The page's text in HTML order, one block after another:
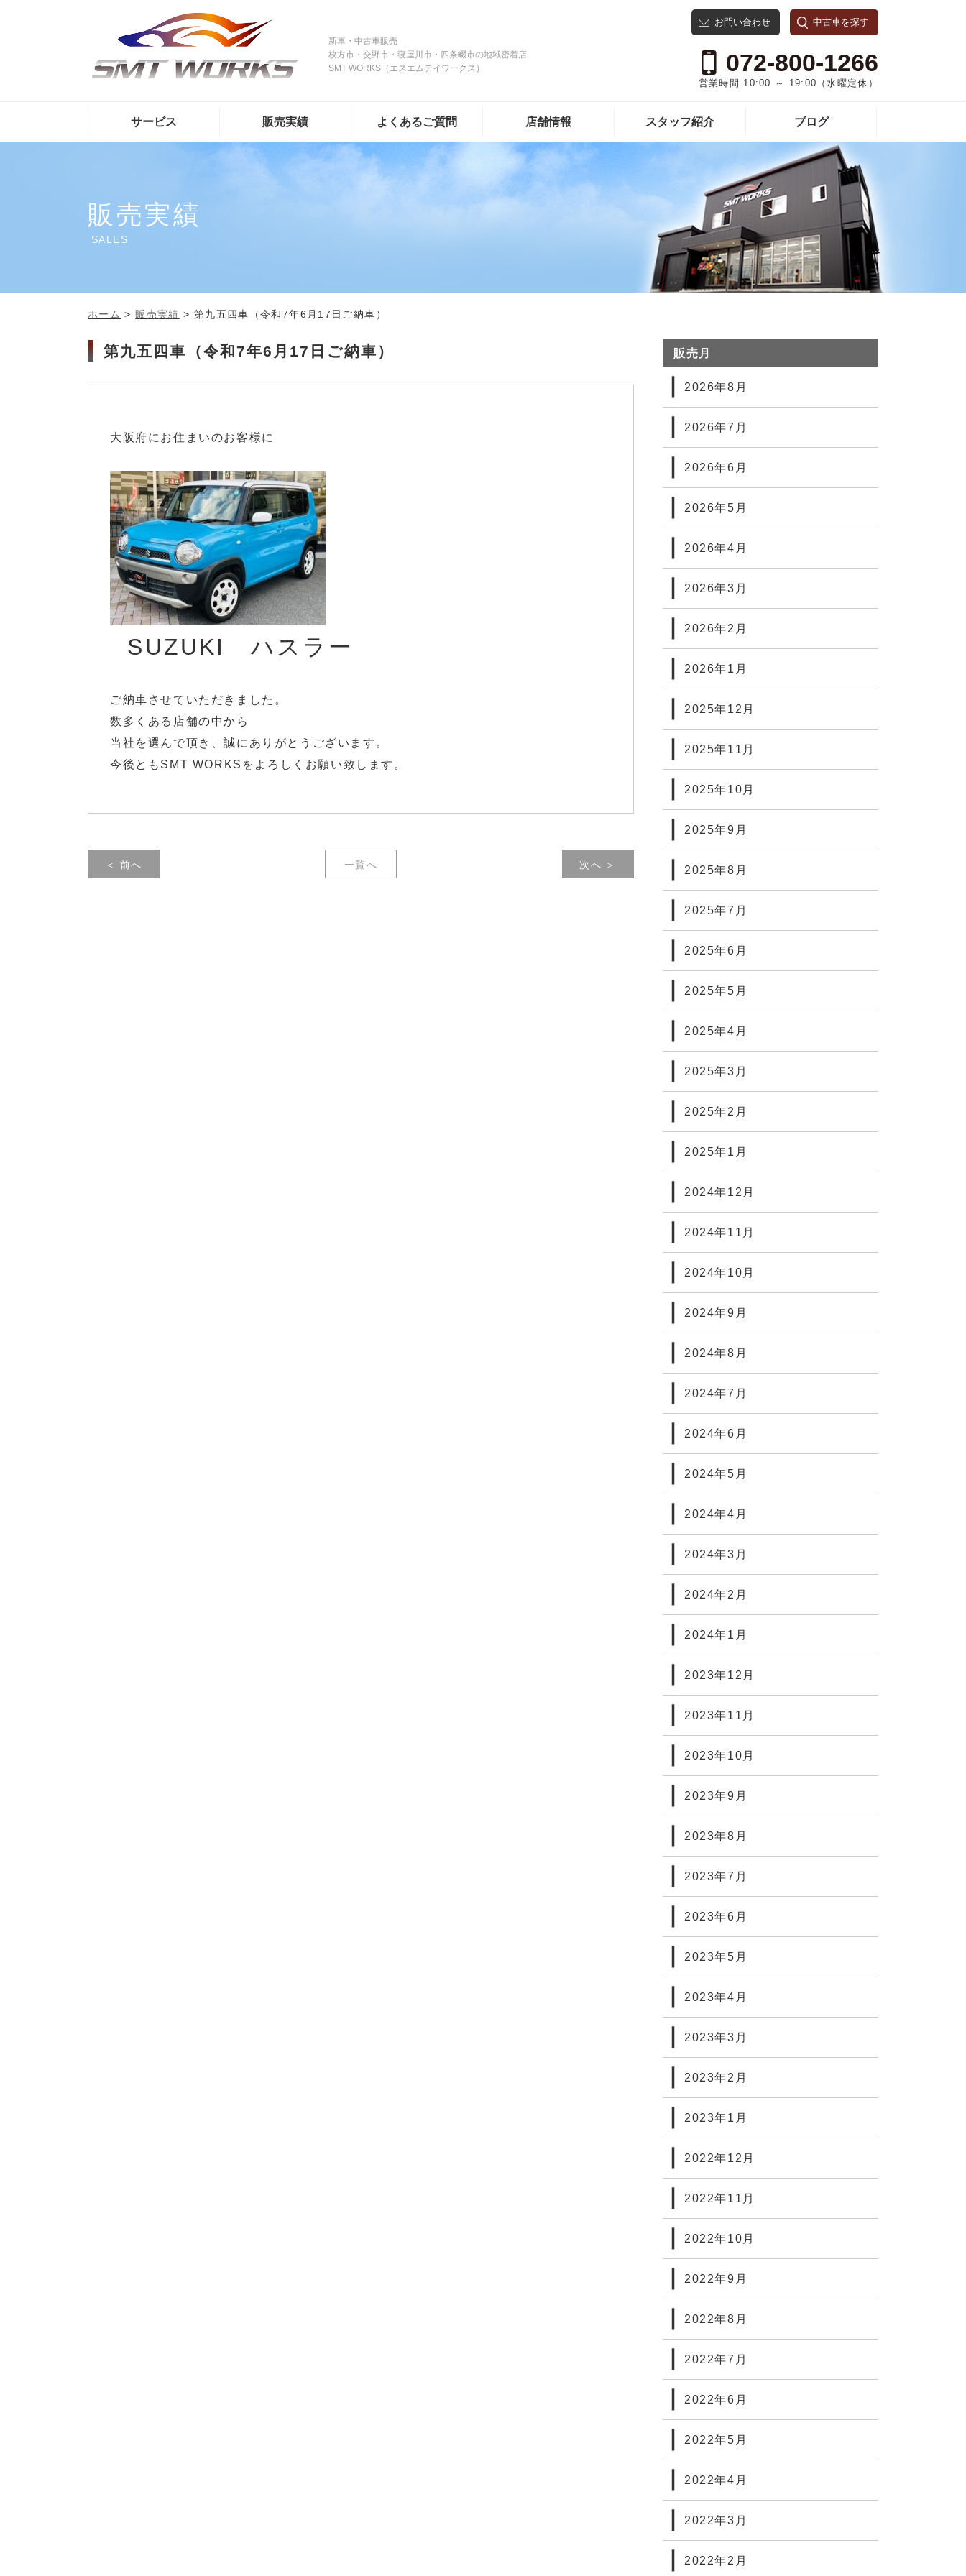
新車・中古車販売
枚方市・交野市・寝屋川市・四条畷市の地域密着店
SMT WORKS（エスエムテイワークス）
お問い合わせ 中古車を探す
072-800-1266
営業時間 10:00 ～ 19:00（水曜定休）
サービス 販売実績 よくあるご質問 店舗情報 スタッフ紹介 ブログ
販売実績
SALES
ホーム >販売実績 > 第九五四車（令和7年6月17日ご納車）
第九五四車（令和7年6月17日ご納車）
大阪府にお住まいのお客様に
SUZUKI ハスラー
ご納車させていただきました。
数多くある店舗の中から
当社を選んで頂き、誠にありがとうございます。
今後ともSMT WORKSをよろしくお願い致します。
＜ 前へ 一覧へ 次へ ＞
販売月
2026年8月
2026年7月
2026年6月
2026年5月
2026年4月
2026年3月
2026年2月
2026年1月
2025年12月
2025年11月
2025年10月
2025年9月
2025年8月
2025年7月
2025年6月
2025年5月
2025年4月
2025年3月
2025年2月
2025年1月
2024年12月
2024年11月
2024年10月
2024年9月
2024年8月
2024年7月
2024年6月
2024年5月
2024年4月
2024年3月
2024年2月
2024年1月
2023年12月
2023年11月
2023年10月
2023年9月
2023年8月
2023年7月
2023年6月
2023年5月
2023年4月
2023年3月
2023年2月
2023年1月
2022年12月
2022年11月
2022年10月
2022年9月
2022年8月
2022年7月
2022年6月
2022年5月
2022年4月
2022年3月
2022年2月